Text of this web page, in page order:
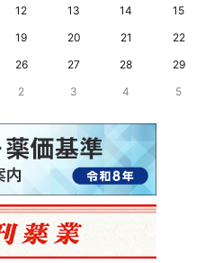
12 13 14
15
19 20 21
22
26 27 28
29
2 3 4 5